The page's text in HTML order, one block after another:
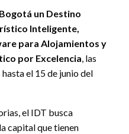
Bogotá un Destino
Inteligente,
para Alojamientos y
por Excelencia, las
el 15 de junio del
el IDT busca
capital que tienen